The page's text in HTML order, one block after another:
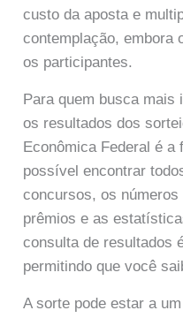
custo da aposta e
contemplação, embora
os participantes.
Para quem busca
os resultados dos
Econômica Federal é
possível encontrar
concursos, os
prêmios e as
consulta de resultados
permitindo que você
A sorte pode estar a